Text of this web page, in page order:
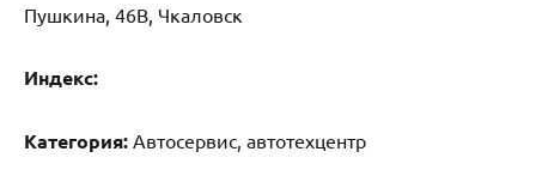
Пушкина, 46В, Чкаловск
Индекс:
Категория: Автосервис, автотехцентр